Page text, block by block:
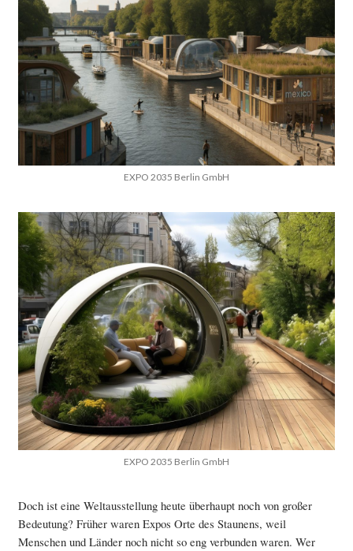
EXPO 2035 Berlin GmbH
EXPO 2035 Berlin GmbH
Doch ist eine Weltausstellung heute überhaupt noch von großer
Bedeutung? Früher waren Expos Orte des Staunens, weil
Menschen und Länder noch nicht so eng verbunden waren. Wer